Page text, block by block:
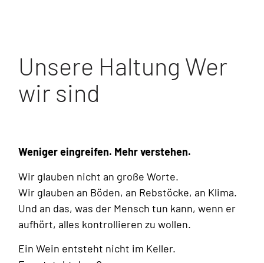
Unsere Haltung Wer
wir sind
Weniger eingreifen. Mehr verstehen.
Wir glauben nicht an große Worte.
Wir glauben an Böden, an Rebstöcke, an Klima.
Und an das, was der Mensch tun kann, wenn er
aufhört, alles kontrollieren zu wollen.
Ein Wein entsteht nicht im Keller.